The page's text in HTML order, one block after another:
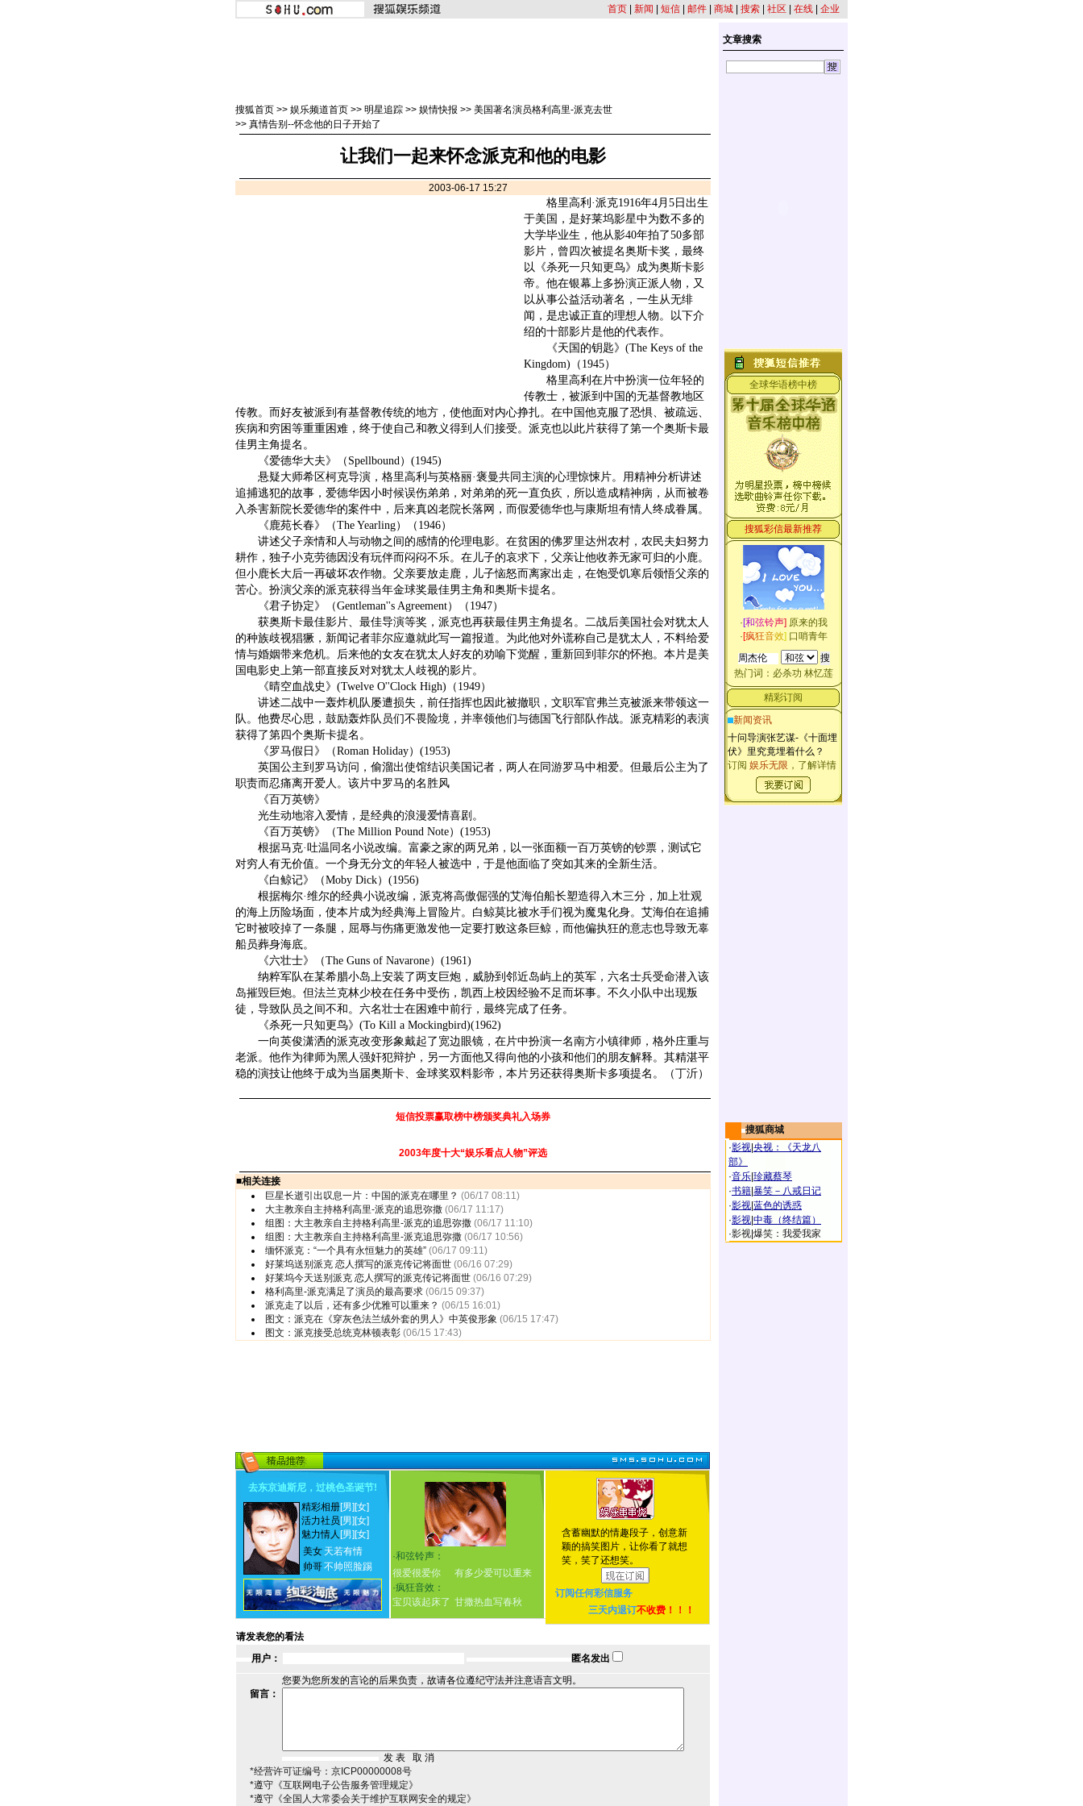
首页 新闻 短信 邮件 商城 搜索 社区 在线 企业
搜狐首页 >> 娱乐频道首页 >> 明星追踪 >> 娱情快报 >> 美国著名演员格利高里-派克去世
>> 真情告别--怀念他的日子开始了
让我们一起来怀念派克和他的电影
2003-06-17 15:27
格里高利·派克1916年4月5日出生
于美国，是好莱坞影星中为数不多的
大学毕业生，他从影40年拍了50多部
影片，曾四次被提名奥斯卡奖，最终
以《杀死一只知更鸟》成为奥斯卡影
帝。他在银幕上多扮演正派人物，又
以从事公益活动著名，一生从无绯
闻，是忠诚正直的理想人物。以下介
绍的十部影片是他的代表作。
《天国的钥匙》(The Keys of the
Kingdom)（1945）
格里高利在片中扮演一位年轻的
传教士，被派到中国的无基督教地区
传教。而好友被派到有基督教传统的地方，使他面对内心挣扎。在中国他克服了恐惧、被疏远、
疾病和穷困等重重困难，终于使自己和教义得到人们接受。派克也以此片获得了第一个奥斯卡最
佳男主角提名。
《爱德华大夫》（Spellbound）(1945)
悬疑大师希区柯克导演，格里高利与英格丽·褒曼共同主演的心理惊悚片。用精神分析讲述
追捕逃犯的故事，爱德华因小时候误伤弟弟，对弟弟的死一直负疚，所以造成精神病，从而被卷
入杀害新院长爱德华的案件中，后来真凶老院长落网，而假爱德华也与康斯坦有情人终成眷属。
《鹿苑长春》（The Yearling）（1946）
讲述父子亲情和人与动物之间的感情的伦理电影。在贫困的佛罗里达州农村，农民夫妇努力
耕作，独子小克劳德因没有玩伴而闷闷不乐。在儿子的哀求下，父亲让他收养无家可归的小鹿。
但小鹿长大后一再破坏农作物。父亲要放走鹿，儿子恼怒而离家出走，在饱受饥寒后领悟父亲的
苦心。扮演父亲的派克获得当年金球奖最佳男主角和奥斯卡提名。
《君子协定》（Gentleman''s Agreement）（1947）
获奥斯卡最佳影片、最佳导演等奖，派克也再获最佳男主角提名。二战后美国社会对犹太人
的种族歧视猖獗，新闻记者菲尔应邀就此写一篇报道。为此他对外谎称自己是犹太人，不料给爱
情与婚姻带来危机。后来他的女友在犹太人好友的劝喻下觉醒，重新回到菲尔的怀抱。本片是美
国电影史上第一部直接反对对犹太人歧视的影片。
《晴空血战史》(Twelve O''Clock High)（1949）
讲述二战中一轰炸机队屡遭损失，前任指挥也因此被撤职，文职军官弗兰克被派来带领这一
队。他费尽心思，鼓励轰炸队员们不畏险境，并率领他们与德国飞行部队作战。派克精彩的表演
获得了第四个奥斯卡提名。
《罗马假日》（Roman Holiday）(1953)
英国公主到罗马访问，偷溜出使馆结识美国记者，两人在同游罗马中相爱。但最后公主为了
职责而忍痛离开爱人。该片中罗马的名胜风
《百万英镑》
光生动地溶入爱情，是经典的浪漫爱情喜剧。
《百万英镑》（The Million Pound Note）(1953)
根据马克·吐温同名小说改编。富豪之家的两兄弟，以一张面额一百万英镑的钞票，测试它
对穷人有无价值。一个身无分文的年轻人被选中，于是他面临了突如其来的全新生活。
《白鲸记》（Moby Dick）(1956)
根据梅尔·维尔的经典小说改编，派克将高傲倔强的艾海伯船长塑造得入木三分，加上壮观
的海上历险场面，使本片成为经典海上冒险片。白鲸莫比被水手们视为魔鬼化身。艾海伯在追捕
它时被咬掉了一条腿，屈辱与伤痛更激发他一定要打败这条巨鲸，而他偏执狂的意志也导致无辜
船员葬身海底。
《六壮士》（The Guns of Navarone）(1961)
纳粹军队在某希腊小岛上安装了两支巨炮，威胁到邻近岛屿上的英军，六名士兵受命潜入该
岛摧毁巨炮。但法兰克林少校在任务中受伤，凯西上校因经验不足而坏事。不久小队中出现叛
徒，导致队员之间不和。六名壮士在困难中前行，最终完成了任务。
《杀死一只知更鸟》(To Kill a Mockingbird)(1962)
一向英俊潇洒的派克改变形象戴起了宽边眼镜，在片中扮演一名南方小镇律师，格外庄重与
老派。他作为律师为黑人强奸犯辩护，另一方面他又得向他的小孩和他们的朋友解释。其精湛平
稳的演技让他终于成为当届奥斯卡、金球奖双料影帝，本片另还获得奥斯卡多项提名。（丁沂）
短信投票赢取榜中榜颁奖典礼入场券
2003年度十大“娱乐看点人物”评选
■相关连接
巨星长逝引出叹息一片：中国的派克在哪里？ (06/17 08:11)
大主教亲自主持格利高里-派克的追思弥撒 (06/17 11:17)
组图：大主教亲自主持格利高里-派克的追思弥撒 (06/17 11:10)
组图：大主教亲自主持格利高里-派克追思弥撒 (06/17 10:56)
缅怀派克：“一个具有永恒魅力的英雄” (06/17 09:11)
好莱坞送别派克 恋人撰写的派克传记将面世 (06/16 07:29)
好莱坞今天送别派克 恋人撰写的派克传记将面世 (06/16 07:29)
格利高里-派克满足了演员的最高要求 (06/15 09:37)
派克走了以后，还有多少优雅可以重来？ (06/15 16:01)
图文：派克在《穿灰色法兰绒外套的男人》中英俊形象 (06/15 17:47)
图文：派克接受总统克林顿表彰 (06/15 17:43)
去东京迪斯尼，过桃色圣诞节!
精彩相册[男] [女]
活力社员 [男] [女]
魅力情人 [男] [女]
美女 天若有情
帅哥不帅照脸踢
·和弦铃声：
很爱很爱你
有多少爱可以重来
·疯狂音效：
宝贝该起床了 甘撒热血写春秋
含蓄幽默的情趣段子，创意新
颖的搞笑图片，让你看了就想
笑，笑了还想笑。
订阅任何彩信服务
三天内退订不收费！！！
请发表您的看法
用户：
匿名发出
您要为您所发的言论的后果负责，故请各位遵纪守法并注意语言文明。
留言：
*经营许可证编号：京ICP00000008号
*遵守《互联网电子公告服务管理规定》
*遵守《全国人大常委会关于维护互联网安全的规定》
文章搜索
全球华语榜中榜
搜狐彩信最新推荐
·[和弦铃声] 原来的我
·[疯狂音效] 口哨青年
热门词： 必杀功 林忆莲
精彩订阅
新闻资讯
十问导演张艺谋-《十面埋
伏》里究竟埋着什么？
订阅 娱乐无限 ，了解详情
搜狐商城
·影视 央视：《天龙八
部》
·音乐 珍藏蔡琴
·书籍 暴笑－八戒日记
·影视 蓝色的诱惑
·影视 中毒（终结篇）
·影视 爆笑：我爱我家